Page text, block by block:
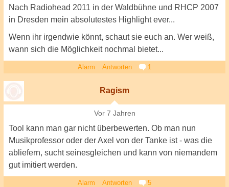
Nach Radiohead 2011 in der Waldbühne und RHCP 2007
in Dresden mein absolutestes Highlight ever...
Wenn ihr irgendwie könnt, schaut sie euch an. Wer weiß,
wann sich die Möglichkeit nochmal bietet...
Alarm Antworten 1
Ragism
Vor 7 Jahren
Tool kann man gar nicht überbewerten. Ob man nun
Musikprofessor oder der Axel von der Tanke ist - was die
abliefern, sucht seinesgleichen und kann von niemandem
gut imitiert werden.
Alarm Antworten 5